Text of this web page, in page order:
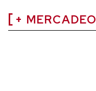
+ MERCADEO